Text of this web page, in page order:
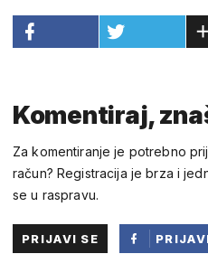
Komentiraj,
Za komentiranje je potrebno
račun? Registracija je brza i
se u raspravu.
PRIJAVI SE